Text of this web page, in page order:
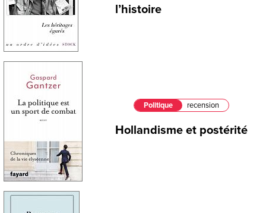
l’histoire
Politique recension
Hollandisme et postérité